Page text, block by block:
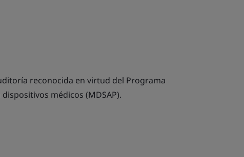
reconocida en virtud del Programa
médicos (MDSAP).